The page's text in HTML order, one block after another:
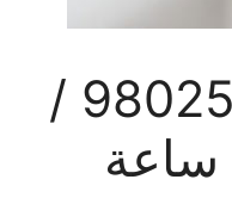
رقم فني مكيفات الصليبية / 98025055 /